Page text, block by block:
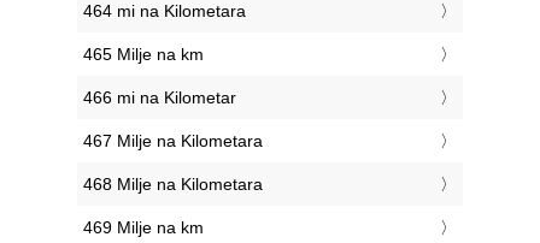
464 mi na Kilometara
465 Milje na km
466 mi na Kilometar
467 Milje na Kilometara
468 Milje na Kilometara
469 Milje na km